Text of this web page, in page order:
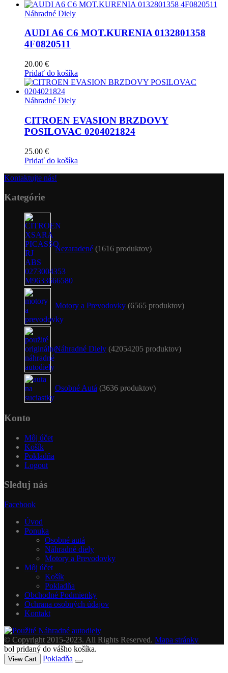
Náhradné Diely
AUDI A6 C6 MOT.KURENIA 0132801358
4F0820511
20.00 €
Pridať do košíka
Náhradné Diely
CITROEN EVASION BRZDOVY
POSILOVAC 0204021824
25.00 €
Pridať do košíka
Kontaktujte nás!
Kategórie
Nezaradené 1616 produktov
Motory a Prevodovky 6565 produktov
Náhradné Diely 42054205 produktov
Osobné Autá 3636 produktov
Konto
Môj účet
Košík
Pokladňa
Logout
Sleduj nás
Facebook
Úvod
Ponuka
Osobné autá
Náhradné diely
Motory a Prevodovky
Môj účet
Košík
Pokladňa
Obchodné Podmienky
Ochrana osobných údajov
Kontakt
© Copyright 2015-2023. All Rights Reserved. Mapa stránky
bol pridaný do vášho košíka.
View Cart Pokladňa